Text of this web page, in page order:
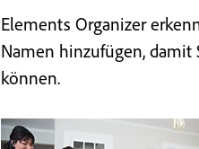
Elements Organizer
Namen hinzufügen, damit
können.